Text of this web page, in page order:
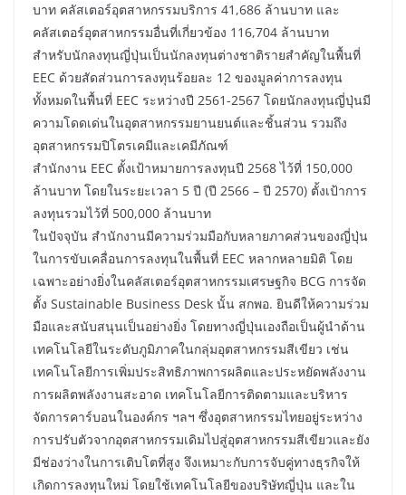
บาท คลัสเตอร์อุตสาหกรรมบริการ 41,686 ล้านบาท และ
คลัสเตอร์อุตสาหกรรมอื่นที่เกี่ยวข้อง 116,704 ล้านบาท
สำหรับนักลงทุนญี่ปุ่นเป็นนักลงทุนต่างชาติรายสำคัญในพื้นที่
EEC ด้วยสัดส่วนการลงทุนร้อยละ 12 ของมูลค่าการลงทุน
ทั้งหมดในพื้นที่ EEC ระหว่างปี 2561-2567 โดยนักลงทุนญี่ปุ่นมี
ความโดดเด่นในอุตสาหกรรมยานยนต์และชิ้นส่วน รวมถึง
อุตสาหกรรมปิโตรเคมีและเคมีภัณฑ์
สำนักงาน EEC ตั้งเป้าหมายการลงทุนปี 2568 ไว้ที่ 150,000
ล้านบาท โดยในระยะเวลา 5 ปี (ปี 2566 – ปี 2570) ตั้งเป้าการ
ลงทุนรวมไว้ที่ 500,000 ล้านบาท
ในปัจจุบัน สำนักงานมีความร่วมมือกับหลายภาคส่วนของญี่ปุ่น
ในการขับเคลื่อนการลงทุนในพื้นที่ EEC หลากหลายมิติ โดย
เฉพาะอย่างยิ่งในคลัสเตอร์อุตสาหกรรมเศรษฐกิจ BCG การจัด
ตั้ง Sustainable Business Desk นั้น สกพอ. ยินดีให้ความร่วม
มือและสนับสนุนเป็นอย่างยิ่ง โดยทางญี่ปุ่นเองถือเป็นผู้นำด้าน
เทคโนโลยีในระดับภูมิภาคในกลุ่มอุตสาหกรรมสีเขียว เช่น
เทคโนโลยีการเพิ่มประสิทธิภาพการผลิตและประหยัดพลังงาน
การผลิตพลังงานสะอาด เทคโนโลยีการติดตามและบริหาร
จัดการคาร์บอนในองค์กร ฯลฯ ซึ่งอุตสาหกรรมไทยอยู่ระหว่าง
การปรับตัวจากอุตสาหกรรมเดิมไปสู่อุตสาหกรรมสีเขียวและยัง
มีช่องว่างในการเติบโตที่สูง จึงเหมาะกับการจับคู่ทางธุรกิจให้
เกิดการลงทุนใหม่ โดยใช้เทคโนโลยีของบริษัทญี่ปุ่น และใน